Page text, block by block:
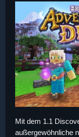
Mit dem 1.1
außergewöhnliche